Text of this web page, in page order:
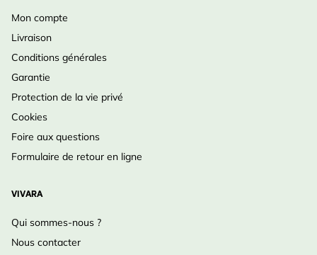
Mon compte
Livraison
Conditions générales
Garantie
Protection de la vie privé
Cookies
Foire aux questions
Formulaire de retour en ligne
VIVARA
Qui sommes-nous ?
Nous contacter